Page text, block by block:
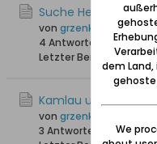
Suche Heiratshinweis
von grzenkowitz
4 Antworten
20.822 Hits
Letzter Beitrag
Kamlau und
von grzenkowitz
3 Antworten
22.310 Hits
dem
We